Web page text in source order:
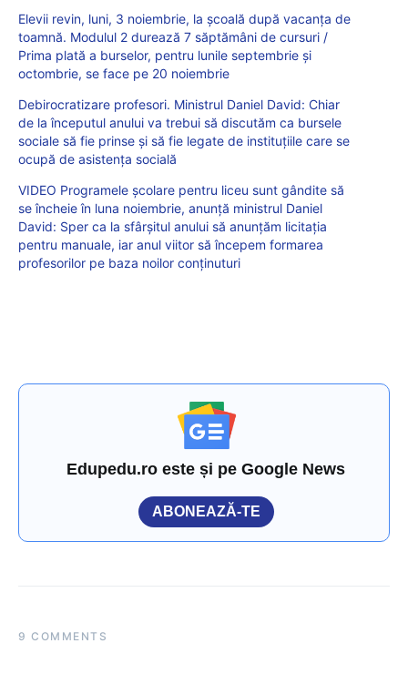
Elevii revin, luni, 3 noiembrie, la școală după vacanța de
toamnă. Modulul 2 durează 7 săptămâni de cursuri /
Prima plată a burselor, pentru lunile septembrie și
octombrie, se face pe 20 noiembrie
Debirocratizare profesori. Ministrul Daniel David: Chiar
de la începutul anului va trebui să discutăm ca bursele
sociale să fie prinse și să fie legate de instituțiile care se
ocupă de asistența socială
VIDEO Programele școlare pentru liceu sunt gândite să
se încheie în luna noiembrie, anunță ministrul Daniel
David: Sper ca la sfârșitul anului să anunțăm licitația
pentru manuale, iar anul viitor să începem formarea
profesorilor pe baza noilor conținuturi
Edupedu.ro este și pe Google News
ABONEAZĂ-TE
9 COMMENTS